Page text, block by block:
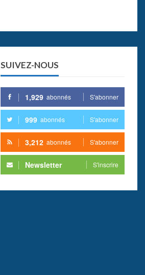
SUIVEZ-NOUS
1,929 abonnés S'abonner
999 abonnés S'abonner
3,212 abonnés S'abonner
Newsletter S'inscrire